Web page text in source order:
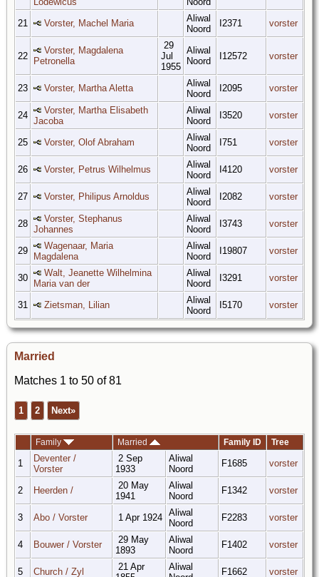
21 Vorster, Machel Maria
Aliwal
Noord
I2371 vorster
22
Vorster, Magdalena
Petronella
29
Jul
1955
Aliwal
Noord
I12572 vorster
23 Vorster, Martha Aletta
Aliwal
Noord
I2095 vorster
24
Vorster, Martha Elisabeth
Jacoba
Aliwal
Noord
I3520 vorster
25 Vorster, Olof Abraham
Aliwal
Noord
I751 vorster
26 Vorster, Petrus Wilhelmus
Aliwal
Noord
I4120 vorster
27 Vorster, Philipus Arnoldus
Aliwal
Noord
I2082 vorster
28
Vorster, Stephanus
Johannes
Aliwal
Noord
I3743 vorster
29
Wagenaar, Maria
Magdalena
Aliwal
Noord
I19807 vorster
30
Walt, Jeanette Wilhelmina
Maria van der
Aliwal
Noord
I3291 vorster
31 Zietsman, Lilian
Aliwal
Noord
I5170 vorster
Married
Matches 1 to 50 of 81
1 2 Next»
Family Married Family ID Tree
1
Deventer /
Vorster
2 Sep
1933
Aliwal
Noord
F1685 vorster
2 Heerden /
20 May
1941
Aliwal
Noord
F1342 vorster
3 Abo / Vorster 1 Apr 1924 Aliwal
Noord
F2283 vorster
4 Bouwer / Vorster
29 May
1893
Aliwal
Noord
F1402 vorster
5 Church / Zyl
21 Apr
Aliwal
F1662 vorster